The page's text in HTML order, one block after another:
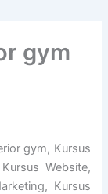
gym
gym, Kursus
Website,
Kursus